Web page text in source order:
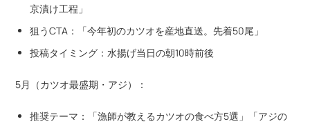
京漬け工程」
狙うCTA：「今年初のカツオを産地直送。先着50尾」
投稿タイミング：水揚げ当日の朝10時前後
5月（カツオ最盛期・アジ）：
推奨テーマ：「漁師が教えるカツオの食べ方5選」「アジの